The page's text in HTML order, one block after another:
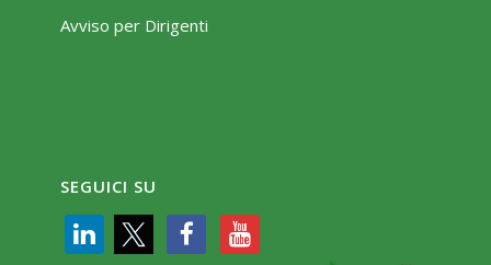
Avviso per Dirigenti
SEGUICI SU